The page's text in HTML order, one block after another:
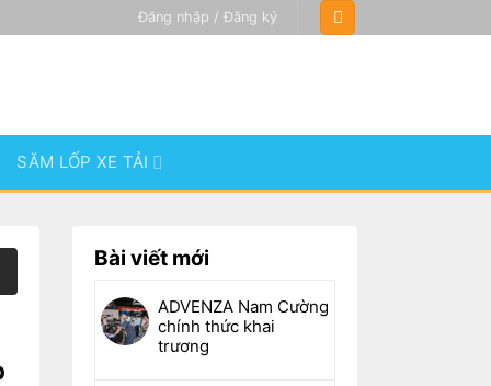
Đăng nhập / Đăng ký
SĂM LỐP XE TẢI
Bài viết mới
ADVENZA Nam Cường
chính thức khai
trương